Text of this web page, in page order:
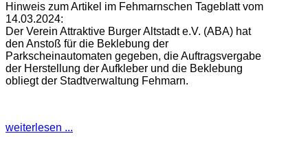
Hinweis zum Artikel im Fehmarnschen Tageblatt vom
14.03.2024:
Der Verein Attraktive Burger Altstadt e.V. (ABA) hat
den Anstoß für die Beklebung der
Parkscheinautomaten gegeben, die Auftragsvergabe
der Herstellung der Aufkleber und die Beklebung
obliegt der Stadtverwaltung Fehmarn.
weiterlesen ...